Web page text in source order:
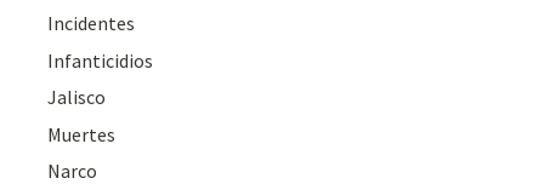
Incidentes
Infanticidios
Jalisco
Muertes
Narco